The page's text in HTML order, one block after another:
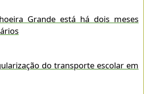
Grande está há dois meses
do transporte escolar em